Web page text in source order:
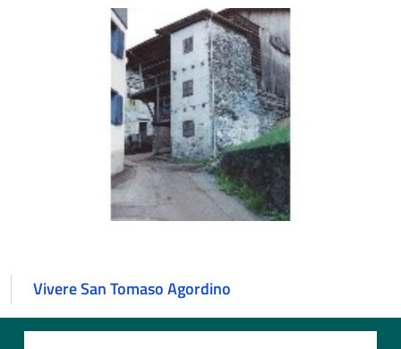
Vivere San Tomaso Agordino